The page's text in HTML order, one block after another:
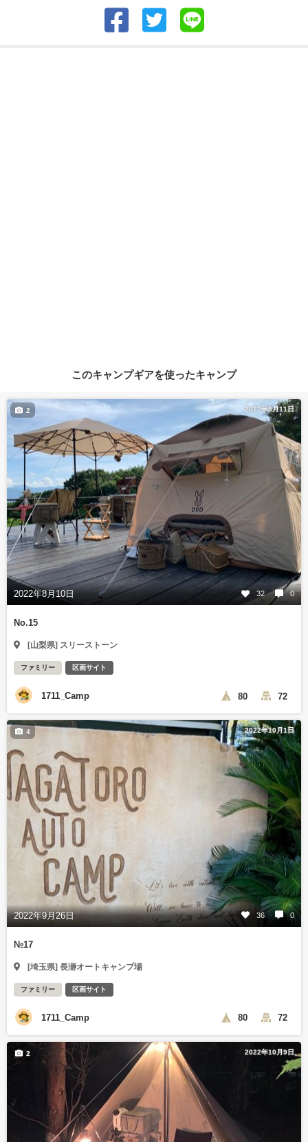
このキャンプギアを使ったキャンプ
2022年8月11日
2022年8月10日 32 0
2
No.15
[山梨県] スリーストーン
ファミリー 区画サイト
1711_Camp 80 72
2022年10月1日
2022年9月26日 36 0
4
№17
[埼玉県] 長瀞オートキャンプ場
ファミリー 区画サイト
1711_Camp 80 72
2022年10月9日
2